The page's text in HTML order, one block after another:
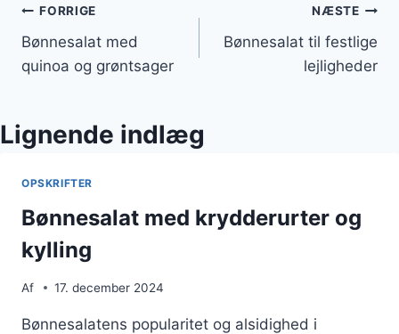
Indlægsnavigation
FORRIGE
Bønnesalat med
quinoa og grøntsager
NÆSTE
Bønnesalat til festlige
lejligheder
Lignende indlæg
OPSKRIFTER
Bønnesalat med krydderurter og
kylling
Af 17. december 2024
Bønnesalatens popularitet og alsidighed i